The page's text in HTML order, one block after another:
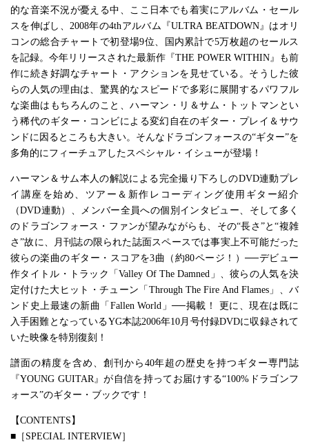
的な音楽不況が憂える中、ここ日本でも着実にアルバム・セール
スを伸ばし、2008年の4thアルバム『ULTRA BEATDOWN』はオリ
コンの総合チャートで初登場9位、国内累計で5万枚超のセールス
を記録。今年リリースされた最新作『THE POWER WITHIN』も前
作に続き好調なチャート・アクションを見せている。そうした彼
らの人気の理由は、驚異的なスピードで多彩に展開するパワフル
な楽曲はもちろんのこと、ハーマン・リ＆サム・トットマンとい
う稀代のギター・コンビによる変幻自在のギター・プレイ＆サウ
ンドに因るところも大きい。そんなドラゴンフォースの“ギター”を
多角的にフィーチュアしたスペシャル・イシューが登場！
ハーマン＆サム本人の解説による完全撮り下ろしのDVD連動プレ
イ講座を始め、ツアー＆新作レコーディング使用ギター紹介
（DVD連動）、メンバー全員への個別インタビュー、そして多く
のドラゴンフォース・ファンが望みながらも、その“長さ”と“複雑
さ”故に、月刊誌の限られた誌面スペースでは事実上不可能だった
彼らの楽曲のギター・スコアを3曲（約80ページ！）──デビュー
作タイトル・トラック「Valley Of The Damned」、彼らの人気を決
定付けた大ヒット・チューン「Through The Fire And Flames」、バ
ンド史上最速の新曲「Fallen World」──掲載！ 更に、現在は既に
入手困難となっているYG本誌2006年10月号付録DVDに収録されて
いた映像を特別復刻！
譜面の精度を含め、創刊から40年超の歴史を持つギター専門誌
『YOUNG GUITAR』が自信を持ってお届けする“100%ドラゴンフ
ォース”のギター・ブックです！
【CONTENTS】
■［SPECIAL INTERVIEW］